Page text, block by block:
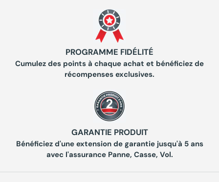
PROGRAMME FIDÉLITÉ
Cumulez des points à chaque achat et bénéficiez de
récompenses exclusives.
GARANTIE PRODUIT
Bénéficiez d'une extension de garantie jusqu'à 5 ans
avec l'assurance Panne, Casse, Vol.